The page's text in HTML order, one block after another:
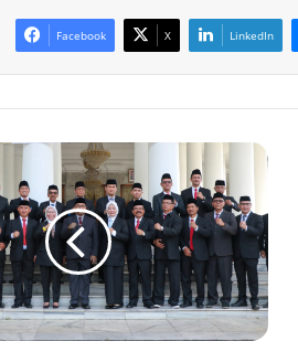
Facebook X LinkedIn